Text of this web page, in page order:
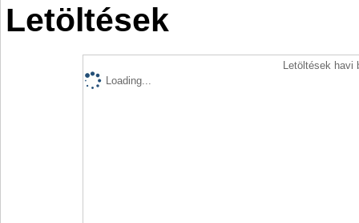
Letöltések
Letöltések
Loading...